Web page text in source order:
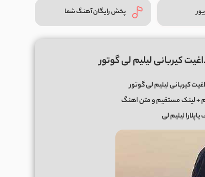
پخش رایگان آهنگ شما
کیربانی لیلیم لی گوتور
کیربانی لیلیم لی گوتور
+ لینک مستقیم و متن اهنگ
لیلیم لی